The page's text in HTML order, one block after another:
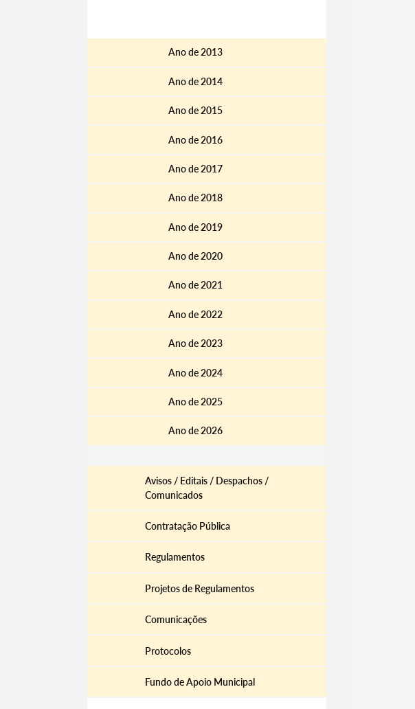
Termo de Pesquisa
Categorias gerais
Filtros
Ano de 2013
Ano de 2014
Ano de 2015
Ano de 2016
Ano de 2017
Ano de 2018
Ano de 2019
Ano de 2020
Ano de 2021
Ano de 2022
Ano de 2023
Ano de 2024
Ano de 2025
Ano de 2026
Avisos / Editais / Despachos /
Comunicados
Contratação Pública
Regulamentos
Projetos de Regulamentos
Comunicações
Protocolos
Fundo de Apoio Municipal